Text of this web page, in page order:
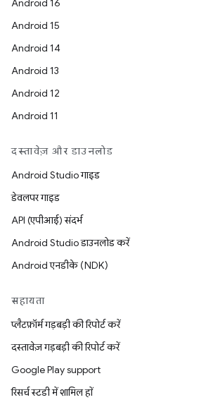
Android 16
Android 15
Android 14
Android 13
Android 12
Android 11
दस्तावेज़ और डाउनलोड
Android Studio गाइड
डेवलपर गाइड
API (एपीआई) संदर्भ
Android Studio डाउनलोड करें
Android एनडीके (NDK)
सहायता
प्लैटफ़ॉर्म गड़बड़ी की रिपोर्ट करें
दस्तावेज़ गड़बड़ी की रिपोर्ट करें
Google Play support
रिसर्च स्टडी में शामिल हों